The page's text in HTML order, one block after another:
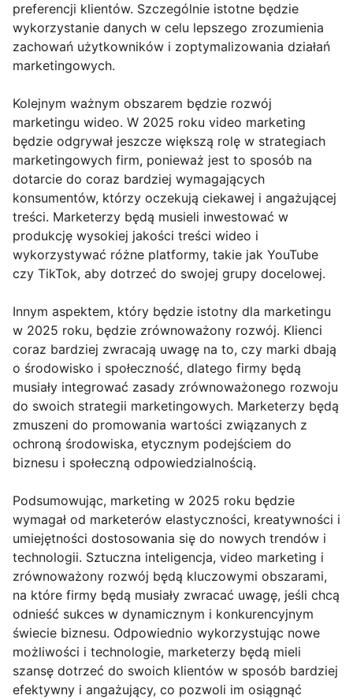
preferencji klientów. Szczególnie istotne będzie
wykorzystanie danych w celu lepszego zrozumienia
zachowań użytkowników i zoptymalizowania działań
marketingowych.
Kolejnym ważnym obszarem będzie rozwój
marketingu wideo. W 2025 roku video marketing
będzie odgrywał jeszcze większą rolę w strategiach
marketingowych firm, ponieważ jest to sposób na
dotarcie do coraz bardziej wymagających
konsumentów, którzy oczekują ciekawej i angażującej
treści. Marketerzy będą musieli inwestować w
produkcję wysokiej jakości treści wideo i
wykorzystywać różne platformy, takie jak YouTube
czy TikTok, aby dotrzeć do swojej grupy docelowej.
Innym aspektem, który będzie istotny dla marketingu
w 2025 roku, będzie zrównoważony rozwój. Klienci
coraz bardziej zwracają uwagę na to, czy marki dbają
o środowisko i społeczność, dlatego firmy będą
musiały integrować zasady zrównoważonego rozwoju
do swoich strategii marketingowych. Marketerzy będą
zmuszeni do promowania wartości związanych z
ochroną środowiska, etycznym podejściem do
biznesu i społeczną odpowiedzialnością.
Podsumowując, marketing w 2025 roku będzie
wymagał od marketerów elastyczności, kreatywności i
umiejętności dostosowania się do nowych trendów i
technologii. Sztuczna inteligencja, video marketing i
zrównoważony rozwój będą kluczowymi obszarami,
na które firmy będą musiały zwracać uwagę, jeśli chcą
odnieść sukces w dynamicznym i konkurencyjnym
świecie biznesu. Odpowiednio wykorzystując nowe
możliwości i technologie, marketerzy będą mieli
szansę dotrzeć do swoich klientów w sposób bardziej
efektywny i angażujący, co pozwoli im osiągnąć